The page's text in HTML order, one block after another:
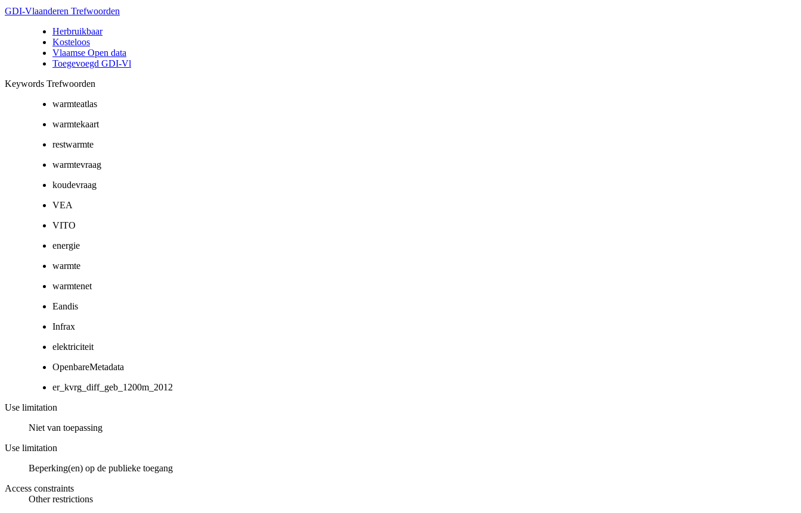
GDI-Vlaanderen Trefwoorden
Herbruikbaar
Kosteloos
Vlaamse Open data
Toegevoegd GDI-Vl
Keywords Trefwoorden
warmteatlas
warmtekaart
restwarmte
warmtevraag
koudevraag
VEA
VITO
energie
warmte
warmtenet
Eandis
Infrax
elektriciteit
OpenbareMetadata
er_kvrg_diff_geb_1200m_2012
Use limitation
Niet van toepassing
Use limitation
Beperking(en) op de publieke toegang
Access constraints
Other restrictions